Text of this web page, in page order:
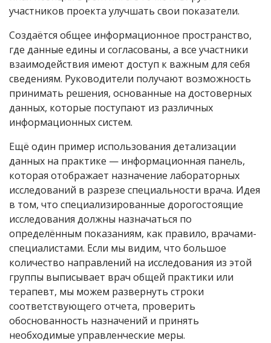
участников проекта улучшать свои показатели.
Создаётся общее информационное пространство,
где данные едины и согласованы, а все участники
взаимодействия имеют доступ к важным для себя
сведениям. Руководители получают возможность
принимать решения, основанные на достоверных
данных, которые поступают из различных
информационных систем.
Ещё один пример использования детализации
данных на практике — информационная панель,
которая отображает назначение лабораторных
исследований в разрезе специальности врача. Идея
в том, что специализированные дорогостоящие
исследования должны назначаться по
определённым показаниям, как правило, врачами-
специалистами. Если мы видим, что большое
количество направлений на исследования из этой
группы выписывает врач общей практики или
терапевт, мы можем развернуть строки
соответствующего отчета, проверить
обоснованность назначений и принять
необходимые управленческие меры.